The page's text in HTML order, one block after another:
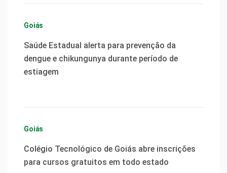
Goiás
Saúde Estadual alerta para prevenção da
dengue e chikungunya durante período de
estiagem
Goiás
Colégio Tecnológico de Goiás abre inscrições
para cursos gratuitos em todo estado